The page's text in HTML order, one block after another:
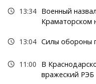
13:34 Военный
Краматорском
13:04 Силы обороны
11:00
В
вражеский РЭБ